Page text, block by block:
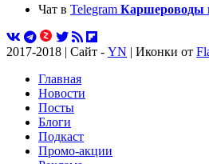
Чат в Telegram Каршероводы
2017-2018 | Сайт - YN | Иконки от
Главная
Новости
Посты
Блоги
Подкаст
Промо-акции